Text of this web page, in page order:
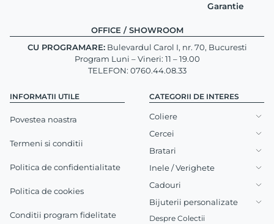
Garantie
INFORMATII UTILE
Povestea noastra
Termeni si conditii
Politica de confidentialitate
Politica de cookies
Conditii program fidelitate
OFFICE / SHOWROOM
CU PROGRAMARE:Bulevardul Carol I, nr. 70, Bucuresti
Program Luni – Vineri: 11 – 19.00
TELEFON: 0760.44.08.33
CATEGORII DE INTERES
Coliere
Cercei
Bratari
Inele / Verighete
Cadouri
Bijuterii personalizate
Despre Colectii